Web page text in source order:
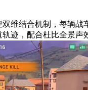
维结合机制，每辆
迹，配合杜比全景声